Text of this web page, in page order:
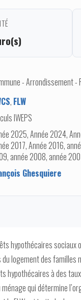
- Arrondissement -
, FLW
IWEPS
2025, Année 2024,
2017, Année 2016,
année 2008, année
Ghesquiere
hypothécaires sociaux
logement des familles
hypothécaires à des
qui détermine